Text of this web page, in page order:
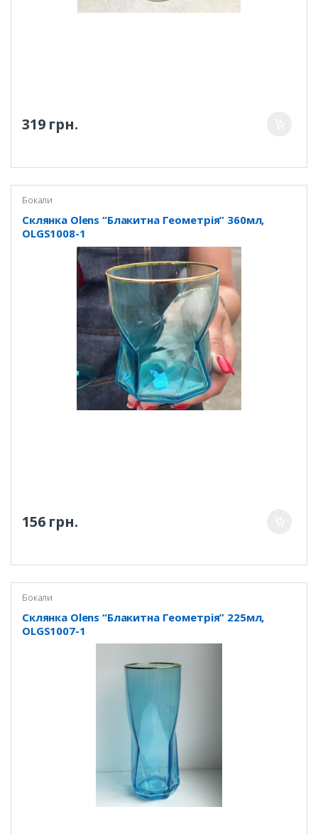
319 грн.
Бокали
Склянка Olens “Блакитна Геометрія” 360мл,
OLGS1008-1
156 грн.
Бокали
Склянка Olens “Блакитна Геометрія” 225мл,
OLGS1007-1